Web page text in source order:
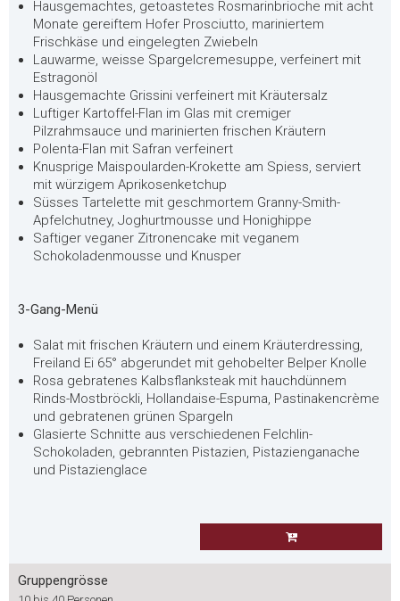
Hausgemachtes, getoastetes Rosmarinbrioche mit acht
Monate gereiftem Hofer Prosciutto, mariniertem
Frischkäse und eingelegten Zwiebeln
Lauwarme, weisse Spargelcremesuppe, verfeinert mit
Estragonöl
Hausgemachte Grissini verfeinert mit Kräutersalz
Luftiger Kartoffel-Flan im Glas mit cremiger
Pilzrahmsauce und marinierten frischen Kräutern
Polenta-Flan mit Safran verfeinert
Knusprige Maispoularden-Krokette am Spiess, serviert
mit würzigem Aprikosenketchup
Süsses Tartelette mit geschmortem Granny-Smith-
Apfelchutney, Joghurtmousse und Honighippe
Saftiger veganer Zitronencake mit veganem
Schokoladenmousse und Knusper
3-Gang-Menü
Salat mit frischen Kräutern und einem Kräuterdressing,
Freiland Ei 65° abgerundet mit gehobelter Belper Knolle
Rosa gebratenes Kalbsflanksteak mit hauchdünnem
Rinds-Mostbröckli, Hollandaise-Espuma, Pastinakencrème
und gebratenen grünen Spargeln
Glasierte Schnitte aus verschiedenen Felchlin-
Schokoladen, gebrannten Pistazien, Pistazienganache
und Pistazienglace
Gruppengrösse